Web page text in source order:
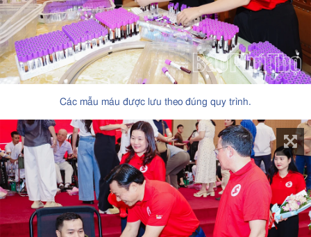
Các mẫu máu được lưu theo đúng quy trình.